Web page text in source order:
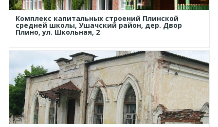
Комплекс капитальных строений Плинской
средней школы, Ушачский район, дер. Двор
Плино, ул. Школьная, 2